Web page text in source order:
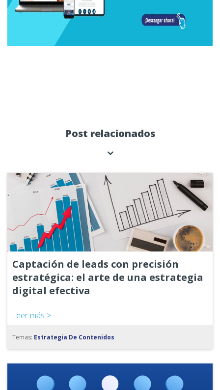
Post relacionados
Captación de leads con precisión
estratégica: el arte de una estrategia
digital efectiva
Leer más >
Temas: Estrategia De Contenidos